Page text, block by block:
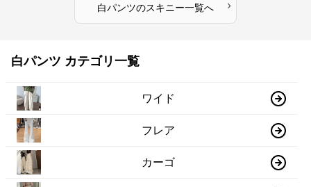
白パンツのスキニー一覧へ ›
白パンツ カテゴリ一覧
ワイド
フレア
カーゴ